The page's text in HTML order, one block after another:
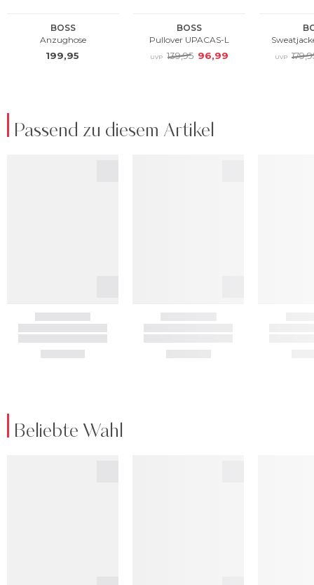
Passend zu diesem Artikel
Beliebte Wahl